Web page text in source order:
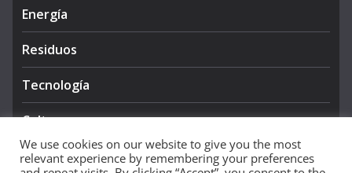
Energía
Residuos
Tecnología
Cultura
We use cookies on our website to give you the most
relevant experience by remembering your preferences